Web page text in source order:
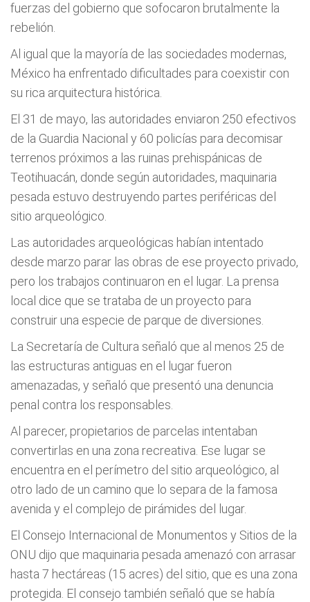
fuerzas del gobierno que sofocaron brutalmente la
rebelión.
Al igual que la mayoría de las sociedades modernas,
México ha enfrentado dificultades para coexistir con
su rica arquitectura histórica.
El 31 de mayo, las autoridades enviaron 250 efectivos
de la Guardia Nacional y 60 policías para decomisar
terrenos próximos a las ruinas prehispánicas de
Teotihuacán, donde según autoridades, maquinaria
pesada estuvo destruyendo partes periféricas del
sitio arqueológico.
Las autoridades arqueológicas habían intentado
desde marzo parar las obras de ese proyecto privado,
pero los trabajos continuaron en el lugar. La prensa
local dice que se trataba de un proyecto para
construir una especie de parque de diversiones.
La Secretaría de Cultura señaló que al menos 25 de
las estructuras antiguas en el lugar fueron
amenazadas, y señaló que presentó una denuncia
penal contra los responsables.
Al parecer, propietarios de parcelas intentaban
convertirlas en una zona recreativa. Ese lugar se
encuentra en el perímetro del sitio arqueológico, al
otro lado de un camino que lo separa de la famosa
avenida y el complejo de pirámides del lugar.
El Consejo Internacional de Monumentos y Sitios de la
ONU dijo que maquinaria pesada amenazó con arrasar
hasta 7 hectáreas (15 acres) del sitio, que es una zona
protegida. El consejo también señaló que se había